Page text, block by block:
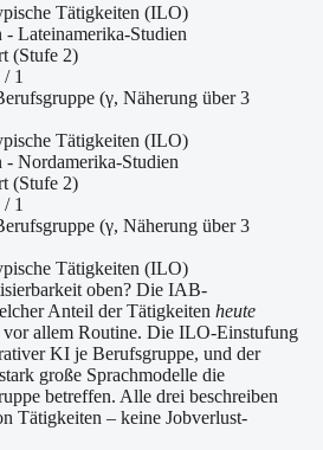
Tätigkeiten (ILO)
Lateinamerika-Studien
(Stufe 2)
/ 1
(γ, Näherung über 3
Tätigkeiten (ILO)
- Nordamerika-Studien
(Stufe 2)
/ 1
(γ, Näherung über 3
Tätigkeiten (ILO)
oben? Die IAB-
Anteil der Tätigkeiten heute
vor allem Routine. Die ILO-Einstufung
KI je Berufsgruppe, und der
große Sprachmodelle die
betreffen. Alle drei beschreiben
Tätigkeiten – keine Jobverlust-